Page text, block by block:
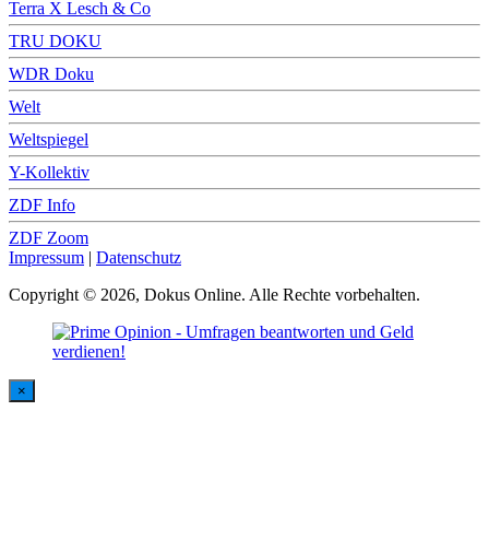
Terra X Lesch & Co
TRU DOKU
WDR Doku
Welt
Weltspiegel
Y-Kollektiv
ZDF Info
ZDF Zoom
Impressum | Datenschutz
Copyright © 2026, Dokus Online. Alle Rechte vorbehalten.
×